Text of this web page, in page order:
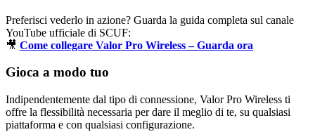
Preferisci vederlo in azione? Guarda la guida completa sul canale
YouTube ufficiale di SCUF:
🎥 Come collegare Valor Pro Wireless – Guarda ora
Gioca a modo tuo
Indipendentemente dal tipo di connessione, Valor Pro Wireless ti
offre la flessibilità necessaria per dare il meglio di te, su qualsiasi
piattaforma e con qualsiasi configurazione.